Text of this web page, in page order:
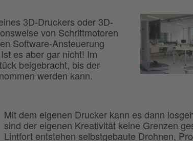
3D-Druckers oder 3D-
von Schrittmotoren
Software-Ansteuerung
es aber gar nicht! Im
beigebracht, bis der
werden kann.
Mit dem eigenen Drucker kann es dann
sind der eigenen Kreativität keine Grenzen
Lintfort entstehen selbstgebaute Drohnen,